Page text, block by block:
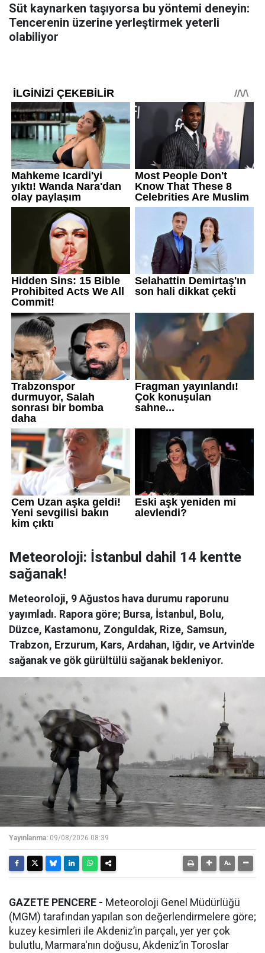
Süt kaynarken taşıyorsa bu yöntemi deneyin:
Tencerenin üzerine yerleştirmek yeterli
olabiliyor
Meteoroloji: İstanbul dahil 14 kentte
sağanak!
Meteoroloji, 9 Ağustos hava durumu raporunu
yayımladı. Rapora göre; Bursa, İstanbul, Bolu,
Düzce, Kastamonu, Zonguldak, Rize, Samsun,
Trabzon, Erzurum, Kars, Ardahan, Iğdır, ve Artvin'de
sağanak ve gök gürültülü sağanak bekleniyor.
Yayınlanma: 09/08/2026 08:39
GAZETE PENCERE - Meteoroloji Genel Müdürlüğü
(MGM) tarafından yapılan son değerlendirmelere göre;
kuzey kesimleri ile Akdeniz’in parçalı, yer yer çok
bulutlu, Marmara'nın doğusu, Akdeniz’in Toroslar